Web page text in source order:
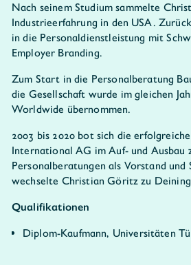
Nach seinem Studium sammelte
Industrieerfahrung in den USA.
in die Personaldienstleistung mit
Employer Branding.
Zum Start in die Personalberatung
die Gesellschaft wurde im gleichen
Worldwide übernommen.
2003 bis 2020 bot sich die
International AG im Auf- und Ausbau
Personalberatungen als Vorstand
wechselte Christian Göritz zu
Qualifikationen
Diplom-Kaufmann, Universitäten